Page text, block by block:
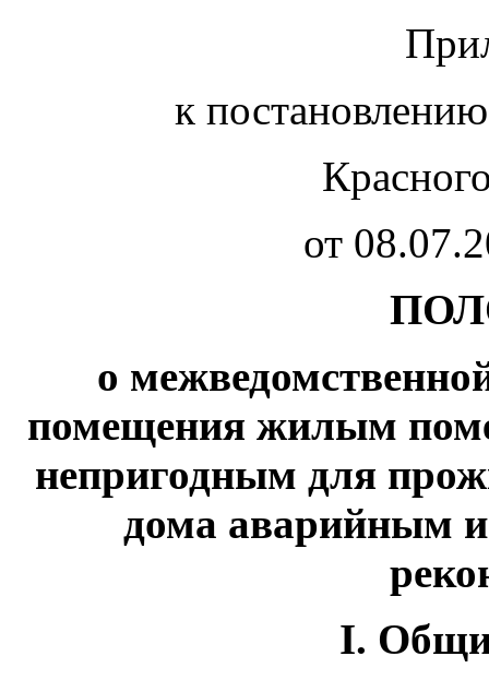
к
от
о
помещения жилым
непригодным для
дома аварийным
I.